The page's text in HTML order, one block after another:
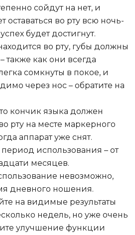
сойдут на нет, и
оставаться во рту всю ночь-
будет достигнут.
во рту, губы должны
также как они всегда
сомкнуты в покое, и
через нос – обратите на
кончик языка должен
рту на месте маркерного
аппарат уже снят.
использования – от
месяцев.
невозможно,
дневного ношения.
на видимые результаты
недель, но уже очень
улучшение функции